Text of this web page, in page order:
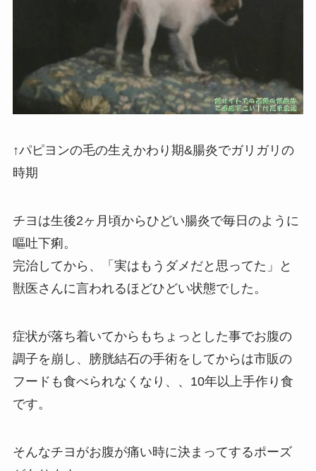
↑パピヨンの毛の生えかわり期&腸炎でガリガリの
時期
チヨは生後2ヶ月頃からひどい腸炎で毎日のように
嘔吐下痢。
完治してから、「実はもうダメだと思ってた」と
獣医さんに言われるほどひどい状態でした。
症状が落ち着いてからもちょっとした事でお腹の
調子を崩し、膀胱結石の手術をしてからは市販の
フードも食べられなくなり、、10年以上手作り食
です。
そんなチヨがお腹が痛い時に決まってするポーズ